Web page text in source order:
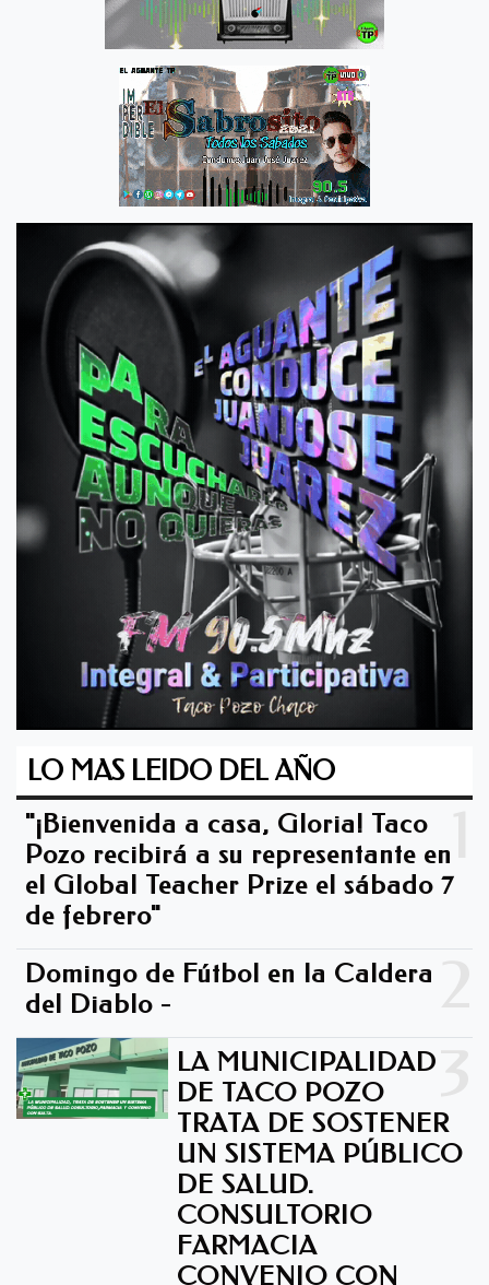
LO MAS LEIDO DEL AÑO
"¡Bienvenida a casa, Gloria! Taco
Pozo recibirá a su representante en
el Global Teacher Prize el sábado 7
de febrero"
Domingo de Fútbol en la Caldera
del Diablo -
LA MUNICIPALIDAD
DE TACO POZO
TRATA DE SOSTENER
UN SISTEMA PÚBLICO
DE SALUD.
CONSULTORIO
FARMACIA
CONVENIO CON